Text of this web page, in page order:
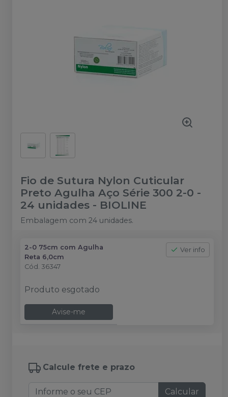
Fio de Sutura Nylon Cuticular
Preto Agulha Aço Série 300 2-0 -
24 unidades - BIOLINE
Embalagem com 24 unidades.
2-0 75cm com Agulha
Reta 6,0cm
Cód. 36347
Ver info
Produto esgotado
Avise-me
Calcule frete e prazo
Calcular